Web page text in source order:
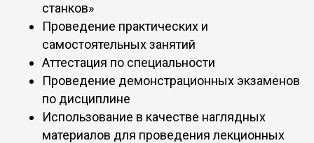
станков»
Проведение практических и
самостоятельных занятий
Аттестация по специальности
Проведение демонстрационных экзаменов
по дисциплине
Использование в качестве наглядных
материалов для проведения лекционных